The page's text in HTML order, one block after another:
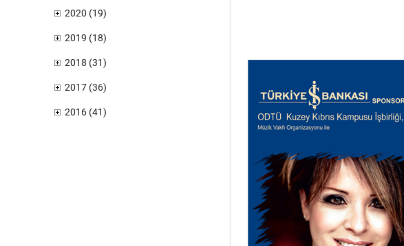
2020 (19)
2019 (18)
2018 (31)
2017 (36)
2016 (41)